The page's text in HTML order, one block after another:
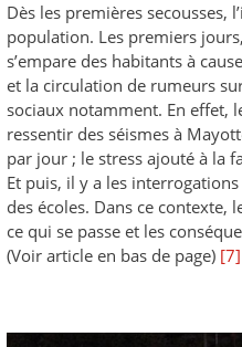
Dès les premières secousses,
population. Les premiers
s’empare des habitants à
et la circulation de rumeurs
sociaux notamment. En effet,
ressentir des séismes à
par jour ; le stress ajouté à la
Et puis, il y a les
des écoles. Dans ce contexte,
ce qui se passe et les
(Voir article en bas de page) [7]